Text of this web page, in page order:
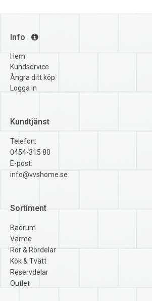
Info
Hem
Kundservice
Ångra ditt köp
Logga in
Kundtjänst
Telefon:
0454-315 80
E-post:
info@vvshome.se
Sortiment
Badrum
Värme
Rör & Rördelar
Kök & Tvätt
Reservdelar
Outlet